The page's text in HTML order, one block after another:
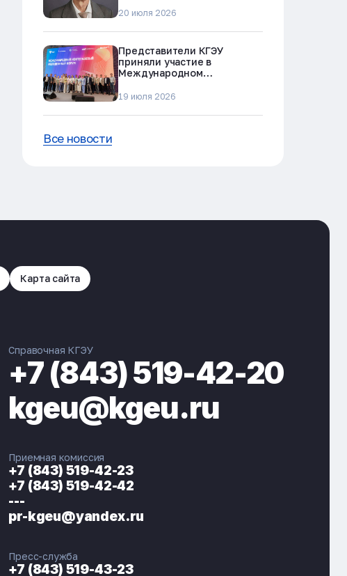
ЭНЕРГОКОД — ПОМОЩНИК КГЭУ
20 июля 2026
Представители КГЭУ
приняли участие в
Международном
форуме в Альметьевске
19 июля 2026
Все новости
Карта сайта
Справочная КГЭУ
+7 (843) 519-42-20
kgeu@kgeu.ru
Приемная комиссия
+7 (843) 519-42-23
+7 (843) 519-42-42
---
pr-kgeu@yandex.ru
Пресс-служба
+7 (843) 519-43-23